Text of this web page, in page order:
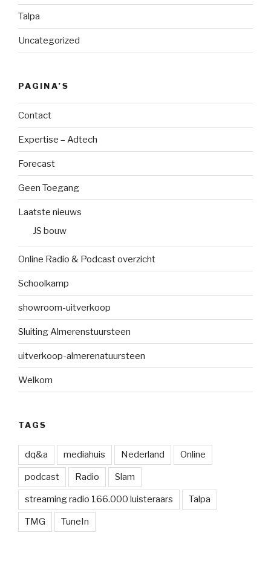
Talpa
Uncategorized
PAGINA’S
Contact
Expertise – Adtech
Forecast
Geen Toegang
Laatste nieuws
JS bouw
Online Radio & Podcast overzicht
Schoolkamp
showroom-uitverkoop
Sluiting Almerenstuursteen
uitverkoop-almerenatuursteen
Welkom
TAGS
dq&a mediahuis Nederland Online
podcast Radio Slam
streaming radio 166.000 luisteraars Talpa
TMG TuneIn